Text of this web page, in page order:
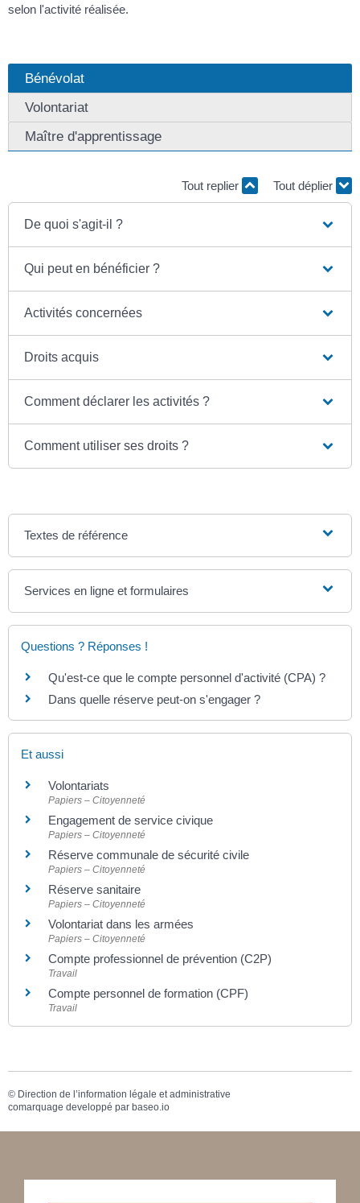
selon l'activité réalisée.
Bénévolat
Volontariat
Maître d'apprentissage
Tout replier Tout déplier
De quoi s'agit-il ?
Qui peut en bénéficier ?
Activités concernées
Droits acquis
Comment déclarer les activités ?
Comment utiliser ses droits ?
Textes de référence
Services en ligne et formulaires
Questions ? Réponses !
Qu'est-ce que le compte personnel d'activité (CPA) ?
Dans quelle réserve peut-on s'engager ?
Et aussi
Volontariats
Papiers – Citoyenneté
Engagement de service civique
Papiers – Citoyenneté
Réserve communale de sécurité civile
Papiers – Citoyenneté
Réserve sanitaire
Papiers – Citoyenneté
Volontariat dans les armées
Papiers – Citoyenneté
Compte professionnel de prévention (C2P)
Travail
Compte personnel de formation (CPF)
Travail
© Direction de l’information légale et administrative
comarquage developpé par baseo.io